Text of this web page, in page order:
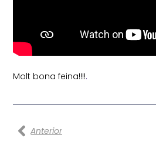
Molt bona feina!!!!.
Prev
Anterior